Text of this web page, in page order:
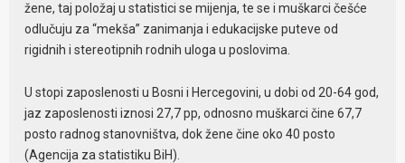
žene, taj položaj u statistici se mijenja, te se i muškarci češće
odlučuju za “mekša” zanimanja i edukacijske puteve od
rigidnih i stereotipnih rodnih uloga u poslovima.
U stopi zaposlenosti u Bosni i Hercegovini, u dobi od 20-64 god,
jaz zaposlenosti iznosi 27,7 pp, odnosno muškarci čine 67,7
posto radnog stanovništva, dok žene čine oko 40 posto
(Agencija za statistiku BiH).